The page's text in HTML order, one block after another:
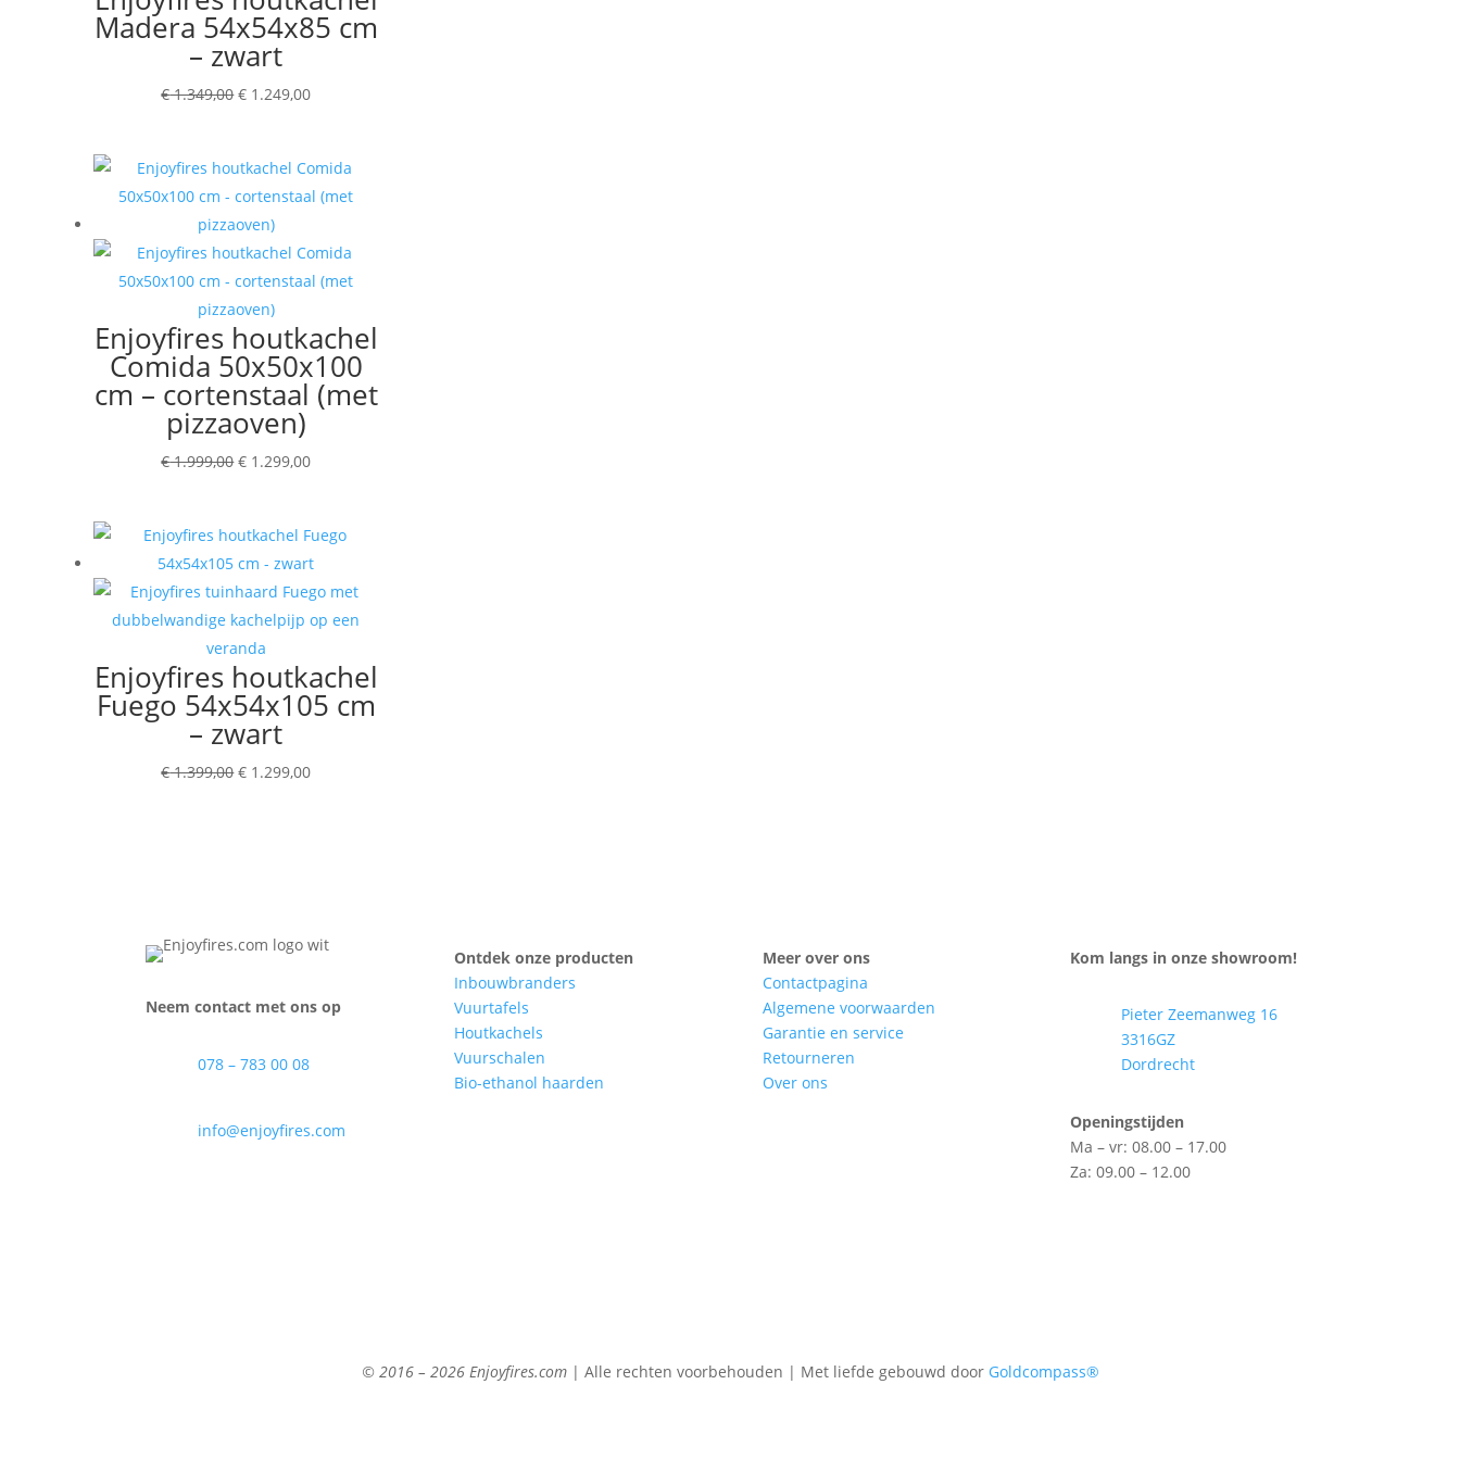
Madera 54x54x85 cm
– zwart
€1.349,00Oorspronkelijke
€ 1.349,00.
€ 1.249,00Huidige
€ 1.249,00.
Enjoyfires houtkachel
Comida 50x50x100
cm – cortenstaal (met
pizzaoven)
€1.999,00Oorspronkelijke
€ 1.999,00.
€ 1.299,00Huidige
€ 1.299,00.
Enjoyfires houtkachel
Fuego 54x54x105 cm
– zwart
€1.399,00Oorspronkelijke
€ 1.299,00Huidige
Neem contact met ons op
078 – 783 00 08
info@enjoyfires.com
Ontdek onze producten
Inbouwbranders
Vuurtafels
Houtkachels
Vuurschalen
Bio-ethanol haarden
Meer over ons
Contactpagina
Algemene voorwaarden
Garantie en service
Retourneren
Over ons
Kom langs in onze showroom!
Pieter Zeemanweg 16
3316GZ
Dordrecht
Openingstijden
Ma – vr: 08.00 – 17.00
Za: 09.00 – 12.00
© 2016 – 2026 Enjoyfires.com| Alle rechten voorbehouden | Met liefde gebouwd door Goldcompass®